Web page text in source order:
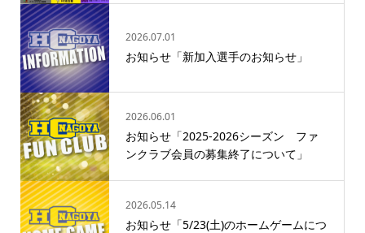
2026.07.01
お知らせ「新加入選手のお知らせ」
2026.06.01
お知らせ「2025‐2026シーズン ファ
ンクラブ会員の募集終了について」
2026.05.14
お知らせ「5/23(土)のホームゲームにつ